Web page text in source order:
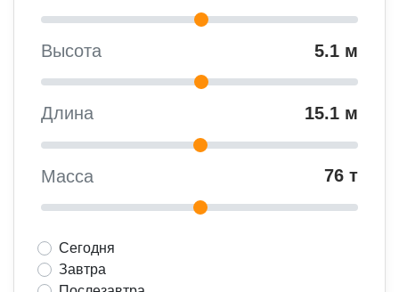
Высота 5.1 м
Длина 15.1 м
Масса 76 т
Сегодня
Завтра